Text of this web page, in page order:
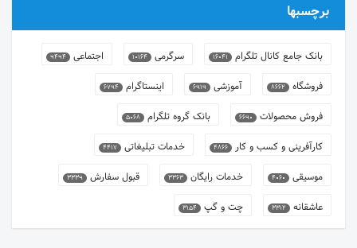
برچسبها
بانک جامع کانال تلگرام 16041 سرگرمی 10164 اجتماعی 9494
فروشگاه 8662 آموزشی 6919 اینستاگرام 6794
فروش محصولات 6690 بانک گروه تلگرام 5068
کارآفرینی و کسب و کار 4866 خدمات تبلیغاتی 4417
موسیقی 4060 خدمات رایگان 3363 قبول سفارش 3339
عاشقانه 3312 چت و گپ 3154